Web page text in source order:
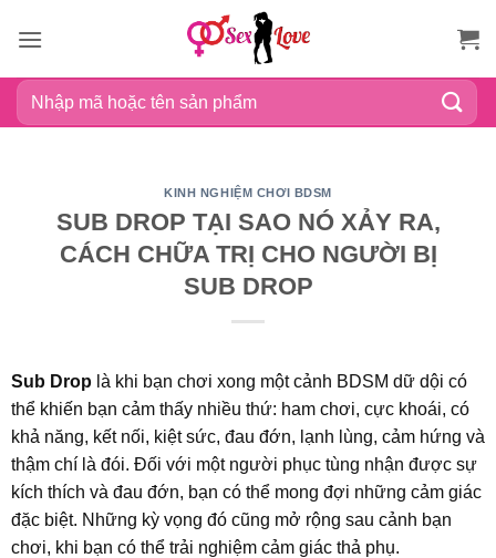
qua
dung
Tìm
kiếm:
KINH NGHIỆM CHƠI BDSM
SUB DROP TẠI SAO NÓ XẢY RA,
CÁCH CHỮA TRỊ CHO NGƯỜI BỊ
SUB DROP
Sub Drop là khi bạn chơi xong một cảnh BDSM dữ dội có
thể khiến bạn cảm thấy nhiều thứ: ham chơi, cực khoái, có
khả năng, kết nối, kiệt sức, đau đớn, lạnh lùng, cảm hứng và
thậm chí là đói. Đối với một người phục tùng nhận được sự
kích thích và đau đớn, bạn có thể mong đợi những cảm giác
đặc biệt. Những kỳ vọng đó cũng mở rộng sau cảnh bạn
chơi, khi bạn có thể trải nghiệm cảm giác thả phụ.